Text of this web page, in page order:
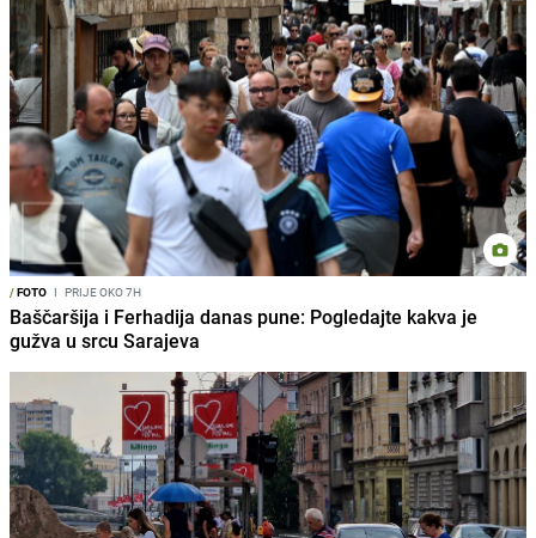
/FOTO I PRIJE OKO 7H
Baščaršija i Ferhadija danas pune: Pogledajte kakva je
gužva u srcu Sarajeva